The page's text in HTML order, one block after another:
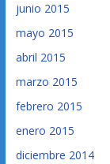
junio 2015
mayo 2015
abril 2015
marzo 2015
febrero 2015
enero 2015
diciembre 2014